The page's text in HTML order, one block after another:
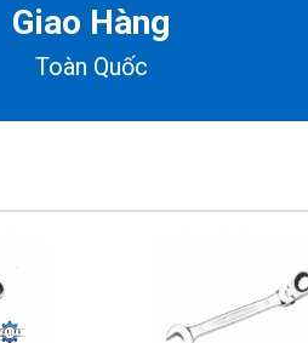
Giao Hàng
Toàn Quốc